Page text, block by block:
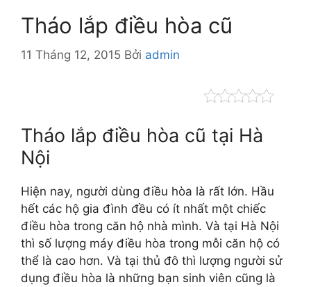
Tháo lắp điều hòa cũ
11 Tháng 12, 2015 Bởi admin
Tháo lắp điều hòa cũ tại Hà
Nội
Hiện nay, người dùng điều hòa là rất lớn. Hầu
hết các hộ gia đình đều có ít nhất một chiếc
điều hòa trong căn hộ nhà mình. Và tại Hà Nội
thì số lượng máy điều hòa trong mỗi căn hộ có
thể là cao hơn. Và tại thủ đô thì lượng người sử
dụng điều hòa là những bạn sinh viên cũng là